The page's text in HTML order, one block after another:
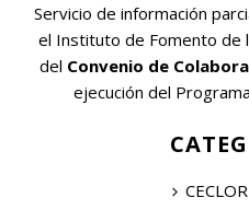
Servicio de información
el Instituto de Fomento de
del Convenio de
ejecución del